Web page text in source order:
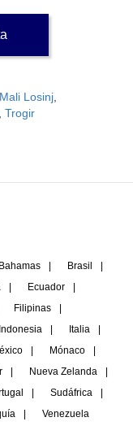
Mali Losinj,
, Trogir
Bahamas Brasil
Ecuador
Filipinas
Indonesia Italia
Mónaco
Nueva Zelanda
Sudáfrica
Venezuela